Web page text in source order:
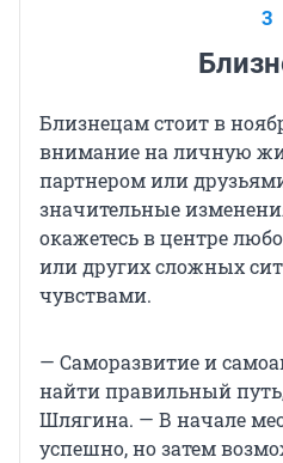
3
Близнецам стоит в
внимание на личную
партнером или
значительные
окажетесь в центре
или других сложных
чувствами.
— Саморазвитие и
найти правильный
Шлягина. — В начале
успешно, но затем